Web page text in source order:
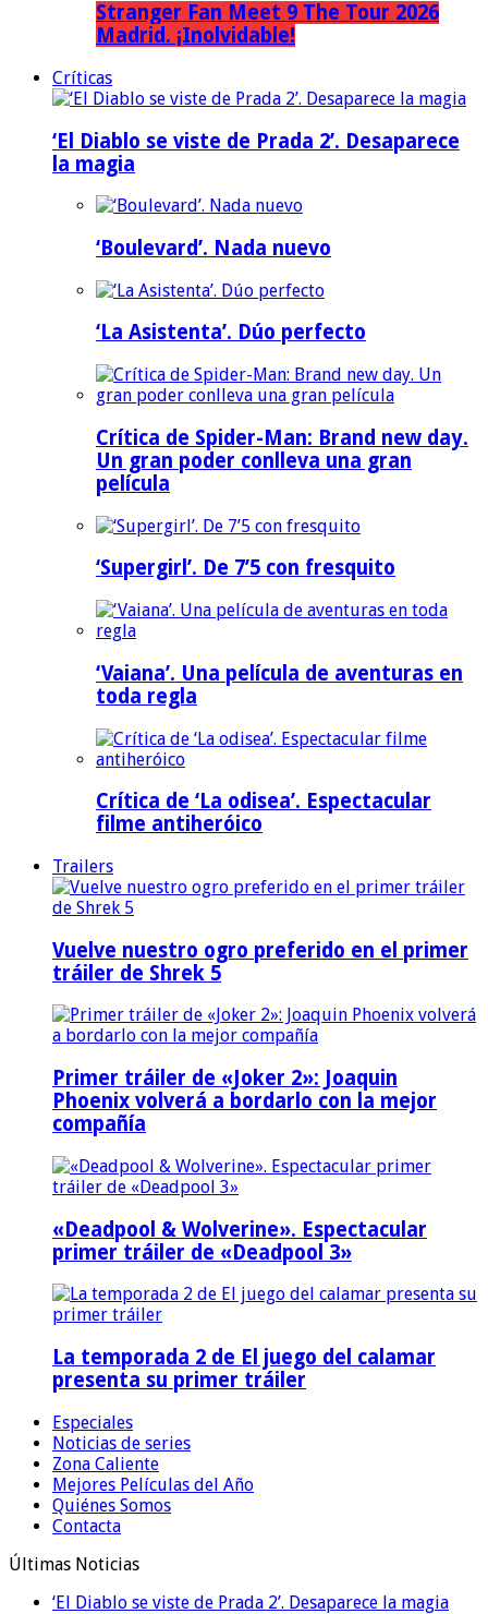
Stranger Fan Meet 9 The Tour 2026
Madrid. ¡Inolvidable!
Críticas
‘El Diablo se viste de Prada 2’. Desaparece
la magia
‘Boulevard’. Nada nuevo
‘La Asistenta’. Dúo perfecto
Crítica de Spider-Man: Brand new day.
Un gran poder conlleva una gran
película
‘Supergirl’. De 7’5 con fresquito
‘Vaiana’. Una película de aventuras en
toda regla
Crítica de ‘La odisea’. Espectacular
filme antiheróico
Trailers
Vuelve nuestro ogro preferido en el primer
tráiler de Shrek 5
Primer tráiler de «Joker 2»: Joaquin
Phoenix volverá a bordarlo con la mejor
compañía
«Deadpool & Wolverine». Espectacular
primer tráiler de «Deadpool 3»
La temporada 2 de El juego del calamar
presenta su primer tráiler
Especiales
Noticias de series
Zona Caliente
Mejores Películas del Año
Quiénes Somos
Contacta
Últimas Noticias
‘El Diablo se viste de Prada 2’. Desaparece la magia